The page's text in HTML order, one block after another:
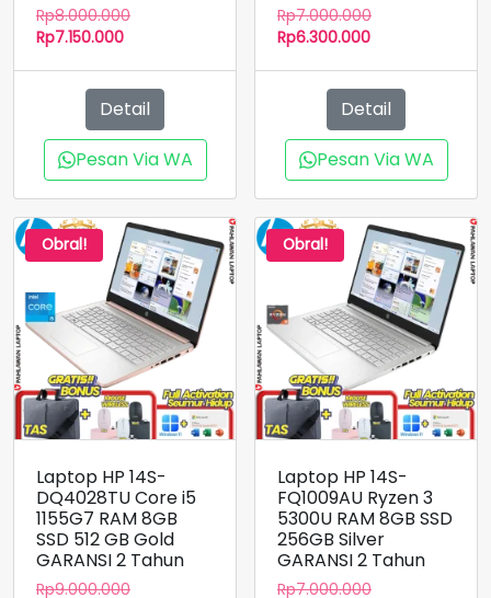
Rp8.000.000Harga
Rp7.150.000Harga
adalah:
Rp7.150.000.
Detail
Pesan Via WA
Rp7.000.000Harga
Rp6.300.000Harga
adalah:
Rp6.300.000.
Detail
Pesan Via WA
Obral!
Laptop HP 14S-
DQ4028TU Core i5
1155G7 RAM 8GB
SSD 512 GB Gold
GARANSI 2 Tahun
Rp9.000.000Harga
Obral!
Laptop HP 14S-
FQ1009AU Ryzen 3
5300U RAM 8GB SSD
256GB Silver
GARANSI 2 Tahun
Rp7.000.000Harga